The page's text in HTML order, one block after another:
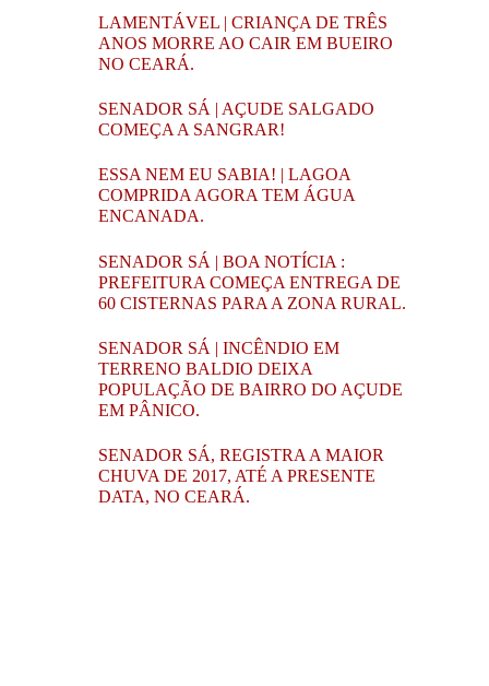
LAMENTÁVEL | CRIANÇA DE TRÊS
ANOS MORRE AO CAIR EM BUEIRO
NO CEARÁ.
SENADOR SÁ | AÇUDE SALGADO
COMEÇA A SANGRAR!
ESSA NEM EU SABIA! | LAGOA
COMPRIDA AGORA TEM ÁGUA
ENCANADA.
SENADOR SÁ | BOA NOTÍCIA :
PREFEITURA COMEÇA ENTREGA DE
60 CISTERNAS PARA A ZONA RURAL.
SENADOR SÁ | INCÊNDIO EM
TERRENO BALDIO DEIXA
POPULAÇÃO DE BAIRRO DO AÇUDE
EM PÂNICO.
SENADOR SÁ, REGISTRA A MAIOR
CHUVA DE 2017, ATÉ A PRESENTE
DATA, NO CEARÁ.